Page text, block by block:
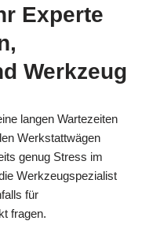
Experte
Werkzeug
langen Wartezeiten
Werkstattwägen
genug Stress im
Werkzeugspezialist
für
fragen.